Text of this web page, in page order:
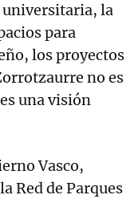
universitaria, la
para
los proyectos
no es
una visión
Vasco,
Red de Parques